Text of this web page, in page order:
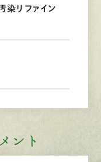
染リファイン
ント